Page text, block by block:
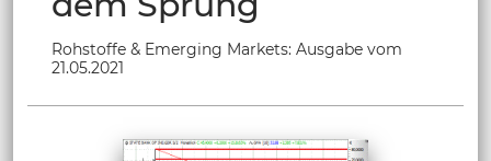
Rohstoffe & Emerging Markets: Ausgabe vom
21.05.2021